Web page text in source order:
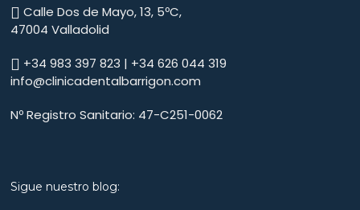
Calle Dos de Mayo, 13, 5ºC,
47004 Valladolid
+34 983 397 823 | +34 626 044 319
info@clinicadentalbarrigon.com
Nº Registro Sanitario: 47-C251-0062
Sigue nuestro blog: